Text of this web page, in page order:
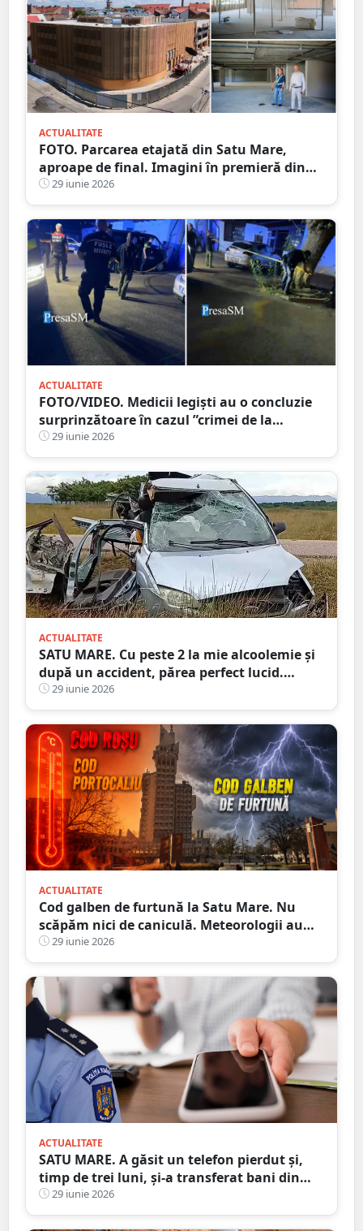
ACTUALITATE
FOTO. Parcarea etajată din Satu Mare,
aproape de final. Imagini în premieră din
interior
29 iunie 2026
ACTUALITATE
FOTO/VIDEO. Medicii legiști au o concluzie
surprinzătoare în cazul ”crimei de la
ștrand”, din Satu Mare
29 iunie 2026
ACTUALITATE
SATU MARE. Cu peste 2 la mie alcoolemie și
după un accident, părea perfect lucid.
Medicii au rămas surprinși!
29 iunie 2026
ACTUALITATE
Cod galben de furtună la Satu Mare. Nu
scăpăm nici de caniculă. Meteorologii au
emis un Cod portocaliu
29 iunie 2026
ACTUALITATE
SATU MARE. A găsit un telefon pierdut și,
timp de trei luni, și-a transferat bani din
contul proprietarului
29 iunie 2026